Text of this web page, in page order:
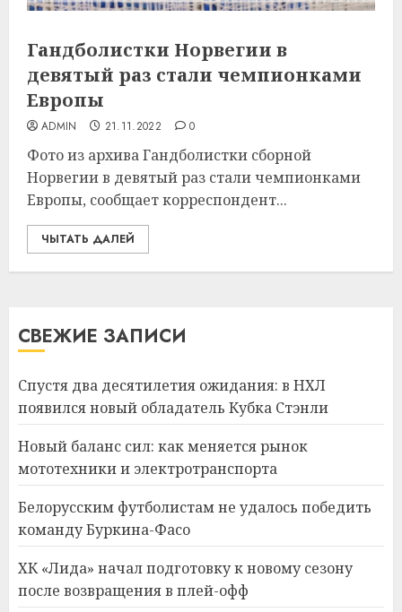
Гандболистки Норвегии в
девятый раз стали чемпионками
Европы
ADMIN 21.11.2022 0
Фото из архива Гандболистки сборной
Норвегии в девятый раз стали чемпионками
Европы, сообщает корреспондент...
ЧЫТАТЬ ДАЛЕЙ
СВЕЖИЕ ЗАПИСИ
Спустя два десятилетия ожидания: в НХЛ
появился новый обладатель Кубка Стэнли
Новый баланс сил: как меняется рынок
мототехники и электротранспорта
Белорусским футболистам не удалось победить
команду Буркина-Фасо
ХК «Лида» начал подготовку к новому сезону
после возвращения в плей-офф